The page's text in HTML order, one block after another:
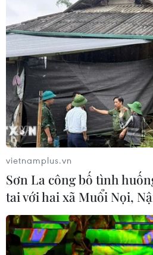
vietnamplus.vn
Sơn La công bố tình
tai với hai xã Muổi Nọi,